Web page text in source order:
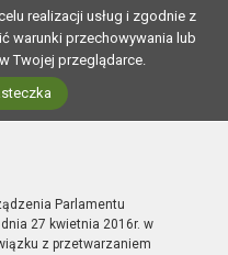
realizacji usług i zgodnie z
warunki przechowywania lub
Twojej przeglądarce.
Parlamentu
27 kwietnia 2016r. w
z przetwarzaniem